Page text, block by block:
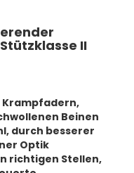
II
Krampfadern,
Beinen
durch besserer
Optik
richtigen Stellen,